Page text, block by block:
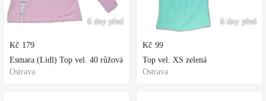
6 dny před
Kč 179
Esmara (Lidl) Top vel. 40 růžová
Ostrava
6 dny před
Kč 99
Top vel. XS zelená
Ostrava